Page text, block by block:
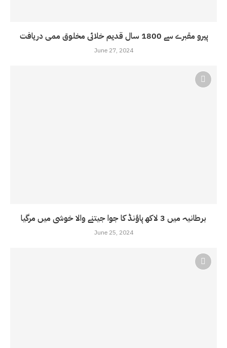
پیرو مقبرے سے 1800 سال قدیم خلائی مخلوق ممی دریافت
June 27, 2024
برطانیہ میں 3 لاکھ پاؤنڈ کا جوا جیتنے والا خوشی میں مرگیا
June 25, 2024